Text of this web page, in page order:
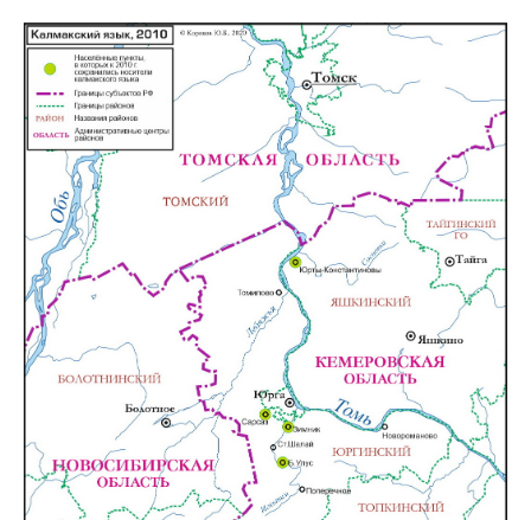
отдельного языка только некоторыми
исследователями – ввиду обособленной судьбы
этноса. Другие же исследователи определяют
его как калмакский говор томского диалекта
сибирскотатарского языка. В переписи
населения язык не включается. Носителей
насчитывается менее 50 человек, все они –
представители старшего поколения.
По вероисповеданию калмаки — мусульмане-
сунниты. Ислам приняли в конце XVIII в. под
влиянием переселенцев из Поволжья и Средней
Азии (так. наз. «бухарцев»). В XIX в. калмаки,
проживающие в дд. Шалай и Усть-Искитим,
тесно соседствуя с русскими крестьянами-
переселенцами, приняли православие, однако к
настоящему моменту подверглись полной